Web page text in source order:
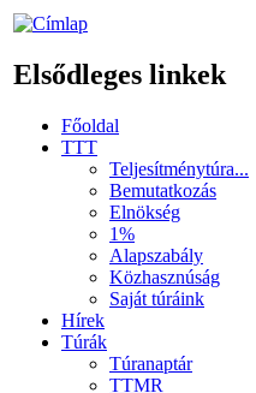
Elsődleges linkek
Főoldal
TTT
Teljesítménytúra...
Bemutatkozás
Elnökség
1%
Alapszabály
Közhasznúság
Saját túráink
Hírek
Túrák
Túranaptár
TTMR